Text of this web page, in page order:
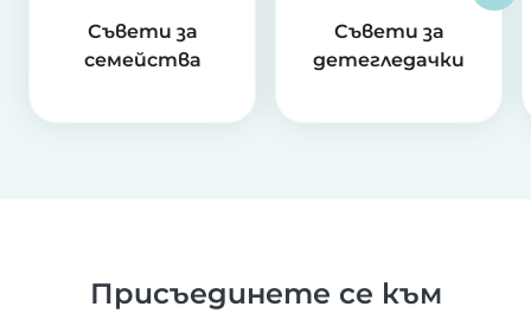
Съвети за
семейства
Съвети за
детегледачки
Присъединете се към